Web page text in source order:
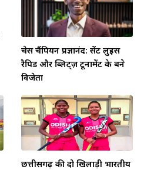
चेस चैंपियन प्रज्ञानंद: सेंट लुइस
रैपिड और ब्लिट्ज़ टूर्नामेंट के बने
विजेता
छत्तीसगढ़ की दो खिलाड़ी भारतीय